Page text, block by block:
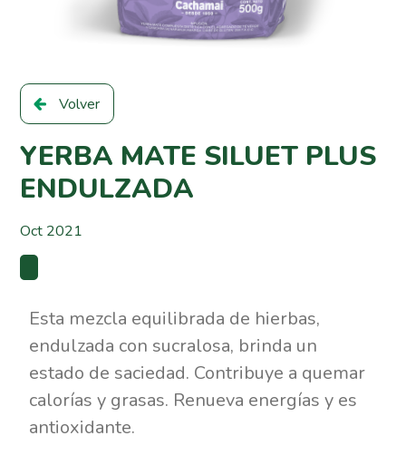
Volver
YERBA MATE SILUET PLUS
ENDULZADA
Oct 2021
Esta mezcla equilibrada de hierbas,
endulzada con sucralosa, brinda un
estado de saciedad. Contribuye a quemar
calorías y grasas. Renueva energías y es
antioxidante.